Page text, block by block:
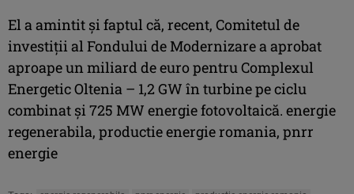
El a amintit şi faptul că, recent, Comitetul de
investiţii al Fondului de Modernizare a aprobat
aproape un miliard de euro pentru Complexul
Energetic Oltenia – 1,2 GW în turbine pe ciclu
combinat şi 725 MW energie fotovoltaică. energie
regenerabila, productie energie romania, pnrr
energie